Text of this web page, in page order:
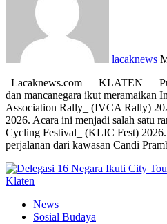
lacaknews
Lacaknews.com — KLATEN —
dan mancanegara ikut meramaikan
Association Rally_ (IVCA Rally)
2026. Acara ini menjadi salah satu
Cycling Festival_ (KLIC Fest)
perjalanan dari kawasan Candi
News
Sosial Budaya